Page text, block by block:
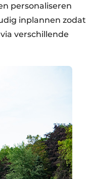
personaliseren
inplannen zodat
verschillende